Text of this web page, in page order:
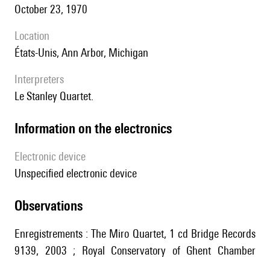
October 23, 1970
location
États-Unis, Ann Arbor, Michigan
interpreters
le Stanley Quartet.
Information on the electronics
Electronic device
unspecified electronic device
observations
Enregistrements : The Miro Quartet, 1 cd Bridge Records
9139, 2003 ; Royal Conservatory of Ghent Chamber